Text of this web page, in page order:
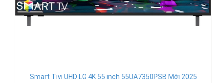
Smart Tivi UHD LG 4K 55 inch 55UA7350PSB Mới 2025